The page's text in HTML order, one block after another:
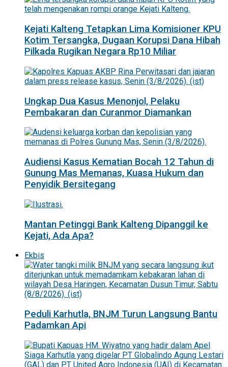
Kejati Kalteng Tetapkan Lima Komisioner KPU
Kotim Tersangka, Dugaan Korupsi Dana Hibah
Pilkada Rugikan Negara Rp10 Miliar
Ungkap Dua Kasus Menonjol, Pelaku
Pembakaran dan Curanmor Diamankan
Audiensi Kasus Kematian Bocah 12 Tahun di
Gunung Mas Memanas, Kuasa Hukum dan
Penyidik Bersitegang
Mantan Petinggi Bank Kalteng Dipanggil ke
Kejati, Ada Apa?
Ekbis
Peduli Karhutla, BNJM Turun Langsung Bantu
Padamkan Api